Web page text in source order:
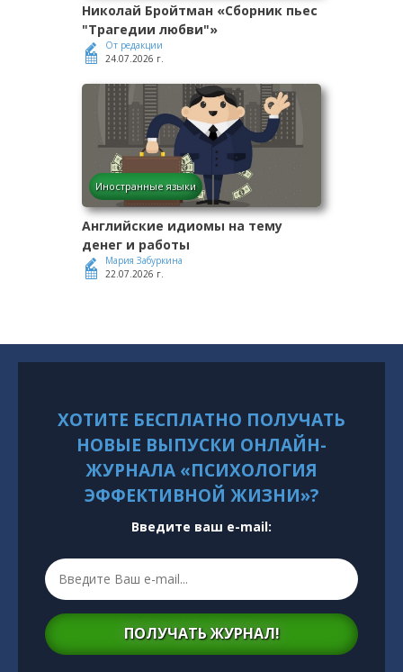
Николай Бройтман «Сборник пьес
"Трагедии любви"»
От редакции
24.07.2026 г.
Иностранные языки
Английские идиомы на тему
денег и работы
Мария Забуркина
22.07.2026 г.
ХОТИТЕ БЕСПЛАТНО ПОЛУЧАТЬ
НОВЫЕ ВЫПУСКИ ОНЛАЙН-
ЖУРНАЛА «ПСИХОЛОГИЯ
ЭФФЕКТИВНОЙ ЖИЗНИ»?
Введите ваш e-mail:
ПОЛУЧАТЬ ЖУРНАЛ!